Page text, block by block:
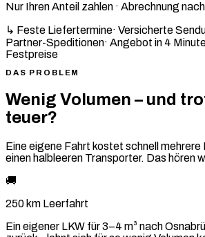
Nur Ihren Anteil zahlen · Abrechnung nach
↳ Feste Liefertermine· Versicherte
Partner-Speditionen· Angebot in 4
Festpreise
DAS PROBLEM
Wenig Volumen – und
teuer?
Eine eigene Fahrt kostet schnell mehrere
einen halbleeren Transporter. Das hören
🚚
250 km Leerfahrt
Ein eigener LKW für 3–4 m³ nach